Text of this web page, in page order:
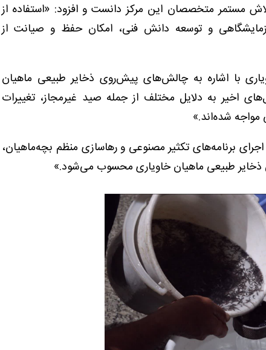
مستمر متخصصان این مرکز دانست و افزود: «استفاده از
و توسعه دانش فنی، امکان حفظ و صیانت از
با اشاره به چالش‌های پیش‌روی ذخایر طبیعی ماهیان
اخیر به دلایل مختلف از جمله صید غیرمجاز، تغییرات
شده‌اند.»
برنامه‌های تکثیر مصنوعی و رهاسازی منظم بچه‌ماهیان،
ذخایر طبیعی ماهیان خاویاری محسوب می‌شود.»